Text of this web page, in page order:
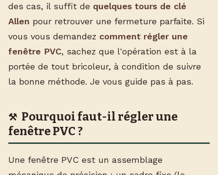
des cas, il suffit de quelques tours de clé
Allen pour retrouver une fermeture parfaite. Si
vous vous demandez comment régler une
fenêtre PVC, sachez que l'opération est à la
portée de tout bricoleur, à condition de suivre
la bonne méthode. Je vous guide pas à pas.
Pourquoi faut-il régler une
fenêtre PVC ?
Une fenêtre PVC est un assemblage